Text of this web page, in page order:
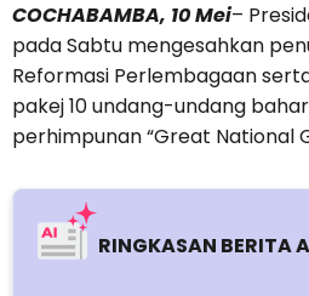
COCHABAMBA, 10 Mei–
pada Sabtu mengesahkan
Reformasi Perlembagaan
pakej 10 undang-undang
perhimpunan “Great National
RINGKASAN BERITA